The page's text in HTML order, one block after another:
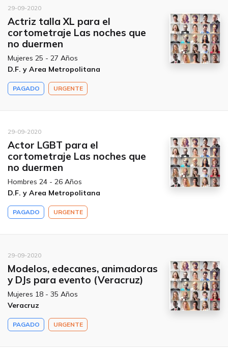
29-09-2020
Actriz talla XL para el
cortometraje Las noches que
no duermen
Mujeres 25 - 27 Años
D.F. y Area Metropolitana
PAGADO URGENTE
29-09-2020
Actor LGBT para el
cortometraje Las noches que
no duermen
Hombres 24 - 26 Años
D.F. y Area Metropolitana
PAGADO URGENTE
29-09-2020
Modelos, edecanes, animadoras
y DJs para evento (Veracruz)
Mujeres 18 - 35 Años
Veracruz
PAGADO URGENTE